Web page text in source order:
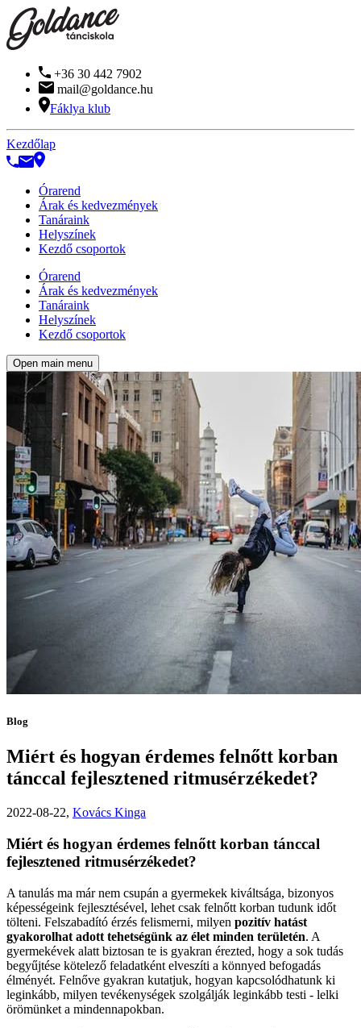
+36 30 442 7902
mail@goldance.hu
Fáklya klub
Kezdőlap
Órarend
Árak és kedvezmények
Tanáraink
Helyszínek
Kezdő csoportok
Órarend
Árak és kedvezmények
Tanáraink
Helyszínek
Kezdő csoportok
Open main menu
Blog
Miért és hogyan érdemes felnőtt korban
tánccal fejlesztened ritmusérzékedet?
2022-08-22, Kovács Kinga
Miért és hogyan érdemes felnőtt korban tánccal
fejlesztened ritmusérzékedet?
A tanulás ma már nem csupán a gyermekek kiváltsága, bizonyos
képességeink fejlesztésével, lehet csak felnőtt korban tudunk időt
tölteni. Felszabadító érzés felismerni, milyen pozitív hatást
gyakorolhat adott tehetségünk az élet minden területén. A
gyermekévek alatt biztosan te is gyakran érezted, hogy a sok tudás
begyűjtése kötelező feladatként elveszíti a könnyed befogadás
élményét. Felnőve gyakran kutatjuk, hogyan kapcsolódhatunk ki
leginkább, milyen tevékenységek szolgálják leginkább testi - lelki
örömünket a mindennapokban.